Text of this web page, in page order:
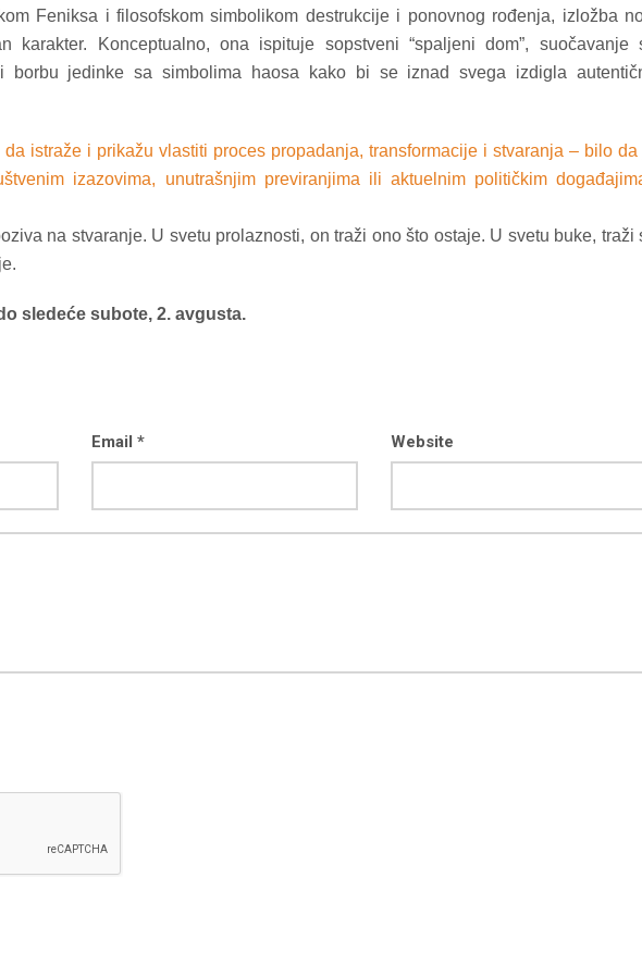
Feniksa i filosofskom simbolikom destrukcije i ponovnog rođenja, izložba
karakter. Konceptualno, ona ispituje sopstveni “spaljeni dom”, suočavanje
i borbu jedinke sa simbolima haosa kako bi se iznad svega izdigla
da istraže i prikažu vlastiti proces propadanja, transformacije i stvaranja – bilo da
izazovima, unutrašnjim previranjima ili aktuelnim političkim
na stvaranje. U svetu prolaznosti, on traži ono što ostaje. U svetu buke, traži
sledeće subote, 2. avgusta.
Email * Website